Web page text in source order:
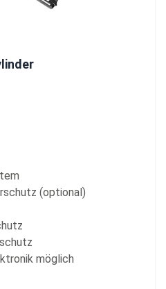
(optional)
möglich